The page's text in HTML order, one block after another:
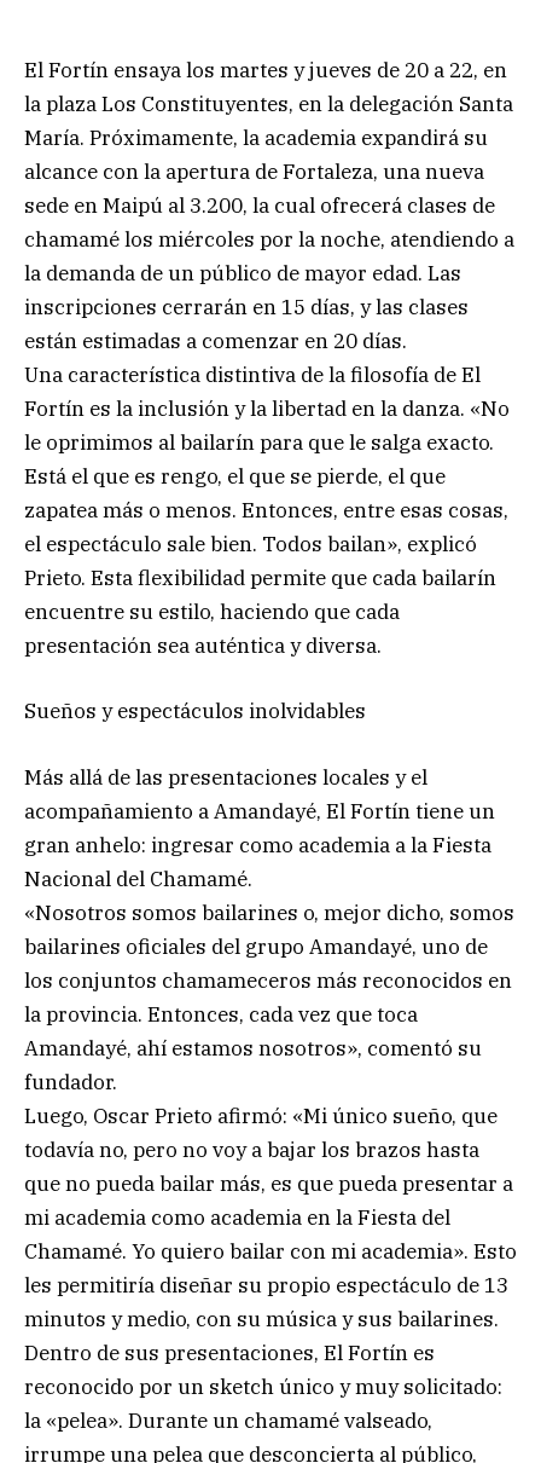
El Fortín ensaya los martes y jueves de 20 a 22, en
la plaza Los Constituyentes, en la delegación Santa
María. Próximamente, la academia expandirá su
alcance con la apertura de Fortaleza, una nueva
sede en Maipú al 3.200, la cual ofrecerá clases de
chamamé los miércoles por la noche, atendiendo a
la demanda de un público de mayor edad. Las
inscripciones cerrarán en 15 días, y las clases
están estimadas a comenzar en 20 días.
Una característica distintiva de la filosofía de El
Fortín es la inclusión y la libertad en la danza. «No
le oprimimos al bailarín para que le salga exacto.
Está el que es rengo, el que se pierde, el que
zapatea más o menos. Entonces, entre esas cosas,
el espectáculo sale bien. Todos bailan», explicó
Prieto. Esta flexibilidad permite que cada bailarín
encuentre su estilo, haciendo que cada
presentación sea auténtica y diversa.
Sueños y espectáculos inolvidables
Más allá de las presentaciones locales y el
acompañamiento a Amandayé, El Fortín tiene un
gran anhelo: ingresar como academia a la Fiesta
Nacional del Chamamé.
«Nosotros somos bailarines o, mejor dicho, somos
bailarines oficiales del grupo Amandayé, uno de
los conjuntos chamameceros más reconocidos en
la provincia. Entonces, cada vez que toca
Amandayé, ahí estamos nosotros», comentó su
fundador.
Luego, Oscar Prieto afirmó: «Mi único sueño, que
todavía no, pero no voy a bajar los brazos hasta
que no pueda bailar más, es que pueda presentar a
mi academia como academia en la Fiesta del
Chamamé. Yo quiero bailar con mi academia». Esto
les permitiría diseñar su propio espectáculo de 13
minutos y medio, con su música y sus bailarines.
Dentro de sus presentaciones, El Fortín es
reconocido por un sketch único y muy solicitado:
la «pelea». Durante un chamamé valseado,
irrumpe una pelea que desconcierta al público,